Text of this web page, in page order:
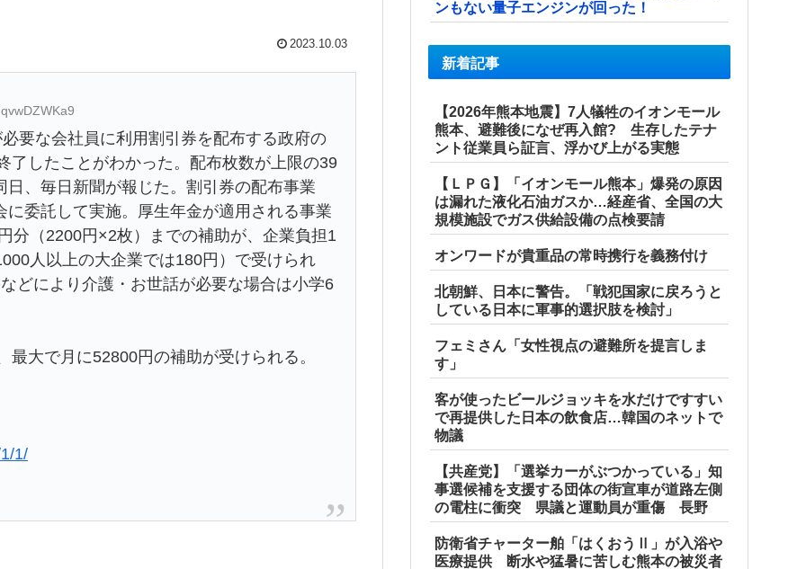
2023.10.03
要な会社員に利用割引券を配布する政府の
了したことがわかった。配布枚数が上限の39
、毎日新聞が報じた。割引券の配布事業
委託して実施。厚生年金が適用される事業
分（2200円×2枚）までの補助が、企業負担1
人以上の大企業では180円）で受けられ
どにより介護・お世話が必要な場合は小学6
大で月に52800円の補助が受けられる。
1/
ンもない量子エンジンが回った！
新着記事
【2026年熊本地震】7人犠牲のイオンモール
熊本、避難後になぜ再入館? 生存したテナ
ント従業員ら証言、浮かび上がる実態
【ＬＰＧ】「イオンモール熊本」爆発の原因
は漏れた液化石油ガスか…経産省、全国の大
規模施設でガス供給設備の点検要請
オンワードが貴重品の常時携行を義務付け
北朝鮮、日本に警告。「戦犯国家に戻ろうと
している日本に軍事的選択肢を検討」
フェミさん「女性視点の避難所を提言しま
す」
客が使ったビールジョッキを水だけですすい
で再提供した日本の飲食店…韓国のネットで
物議
【共産党】「選挙カーがぶつかっている」知
事選候補を支援する団体の街宣車が道路左側
の電柱に衝突 県議と運動員が重傷 長野
防衛省チャーター舶「はくおうⅡ」が入浴や
医療提供 断水や猛暑に苦しむ熊本の被災者